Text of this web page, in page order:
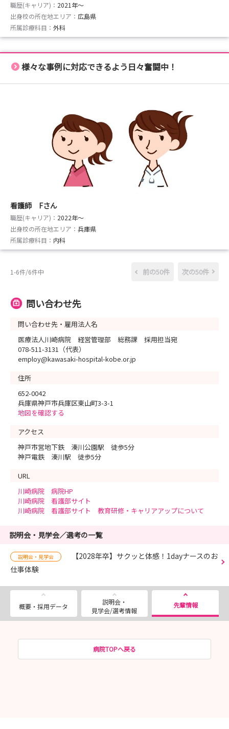
職歴(キャリア)： 2021年〜
出身校の所在地エリア： 広島県
所属診療科目： 外科
様々な事例に対応できるよう日々奮闘中！
看護師 Fさん
職歴(キャリア)： 2022年〜
出身校の所在地エリア： 兵庫県
所属診療科目： 内科
1-6件/6件中 前の50件 次の50件
問い合わせ先
問い合わせ先・雇用法人名
医療法人川崎病院 経営管理部 総務課 採用担当宛
078-511-3131（代表）
employ@kawasaki-hospital-kobe.or.jp
住所
652-0042
兵庫県神戸市兵庫区東山町3-3-1
地図を確認する
アクセス
神戸市営地下鉄 湊川公園駅 徒歩5分
神戸電鉄 湊川駅 徒歩5分
URL
川崎病院 病院HP
川崎病院 看護部サイト
川崎病院 看護部サイト 教育研修・キャリアアップについて
説明会・見学会／選考の一覧
説明会・見学会
【2028年卒】サクッと体感！1dayナースのお
仕事体験
概要・採用データ
説明会・
見学会/選考情報
先輩情報
病院TOPへ戻る